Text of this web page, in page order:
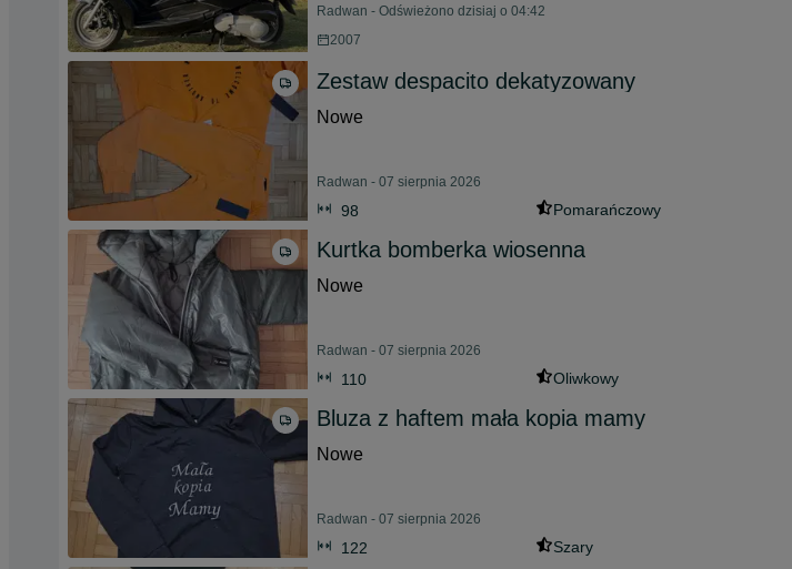
Radwan - Odświeżono dzisiaj o 04:42
2007
Zestaw despacito dekatyzowany
Nowe
Radwan - 07 sierpnia 2026
98 Pomarańczowy
Kurtka bomberka wiosenna
Nowe
Radwan - 07 sierpnia 2026
110 Oliwkowy
Bluza z haftem mała kopia mamy
Nowe
Radwan - 07 sierpnia 2026
122 Szary